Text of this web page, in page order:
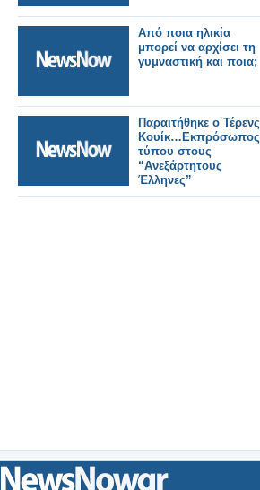
Από ποια ηλικία
μπορεί να αρχίσει τη
γυμναστική και ποια;
Παραιτήθηκε ο Τέρενς
Κουίκ…Εκπρόσωπος
τύπου στους
“Ανεξάρτητους
Έλληνες”